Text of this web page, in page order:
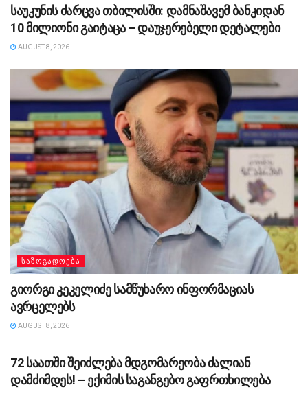
საუკუნის ძარცვა თბილისში: დამნაშავემ ბანკიდან
10 მილიონი გაიტაცა – დაუჯერებელი დეტალები
AUGUST 8, 2026
ᲡᲐᲖᲝᲒᲐᲓᲝᲔᲑᲐ
გიორგი კეკელიძე სამწუხარო ინფორმაციას
ავრცელებს
AUGUST 8, 2026
72 საათში შეიძლება მდგომარეობა ძალიან
დამძიმდეს! – ექიმის საგანგებო გაფრთხილება